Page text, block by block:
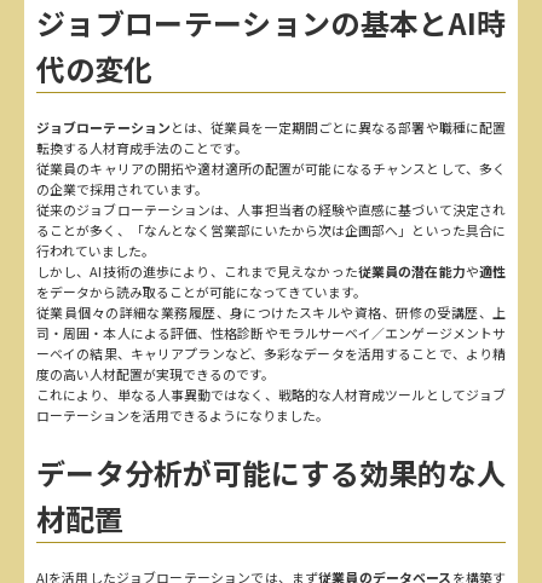
ジョブローテーションの基本とAI時
代の変化
ジョブローテーションとは、従業員を一定期間ごとに異なる部署や職種に配置
転換する人材育成手法のことです。
従業員のキャリアの開拓や適材適所の配置が可能になるチャンスとして、多く
の企業で採用されています。
従来のジョブローテーションは、人事担当者の経験や直感に基づいて決定され
ることが多く、「なんとなく営業部にいたから次は企画部へ」といった具合に
行われていました。
しかし、AI技術の進歩により、これまで見えなかった従業員の潜在能力や適性
をデータから読み取ることが可能になってきています。
従業員個々の詳細な業務履歴、身につけたスキルや資格、研修の受講歴、上
司・周囲・本人による評価、性格診断やモラルサーベイ／エンゲージメントサ
ーベイの結果、キャリアプランなど、多彩なデータを活用することで、より精
度の高い人材配置が実現できるのです。
これにより、単なる人事異動ではなく、戦略的な人材育成ツールとしてジョブ
ローテーションを活用できるようになりました。
データ分析が可能にする効果的な人
材配置
AIを活用したジョブローテーションでは、まず従業員のデータベースを構築す